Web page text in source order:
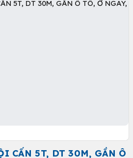
CẤN 5T, DT 30M, GẦN Ô